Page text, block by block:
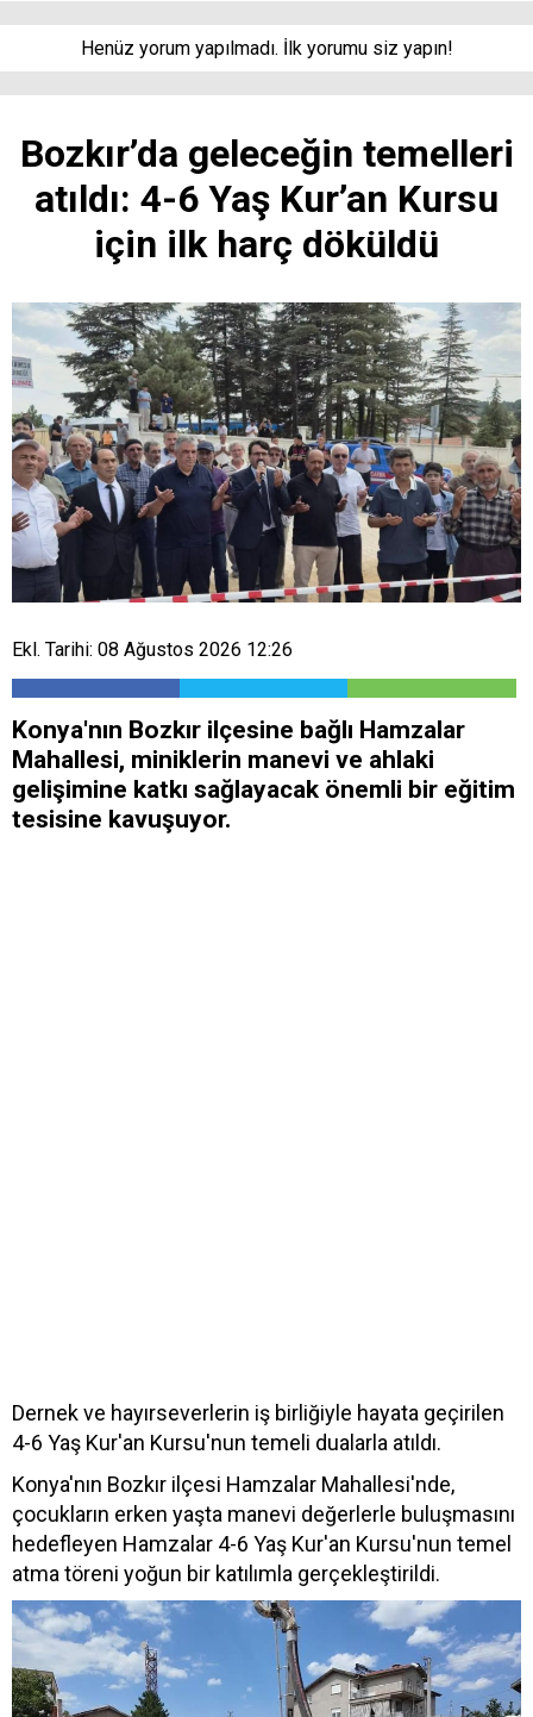
Henüz yorum yapılmadı. İlk yorumu siz yapın!
Bozkır’da geleceğin temelleri
atıldı: 4-6 Yaş Kur’an Kursu
için ilk harç döküldü
Ekl. Tarihi: 08 Ağustos 2026 12:26
Konya'nın Bozkır ilçesine bağlı Hamzalar
Mahallesi, miniklerin manevi ve ahlaki
gelişimine katkı sağlayacak önemli bir eğitim
tesisine kavuşuyor.
Dernek ve hayırseverlerin iş birliğiyle hayata geçirilen
4-6 Yaş Kur'an Kursu'nun temeli dualarla atıldı.
Konya'nın Bozkır ilçesi Hamzalar Mahallesi'nde,
çocukların erken yaşta manevi değerlerle buluşmasını
hedefleyen Hamzalar 4-6 Yaş Kur'an Kursu'nun temel
atma töreni yoğun bir katılımla gerçekleştirildi.